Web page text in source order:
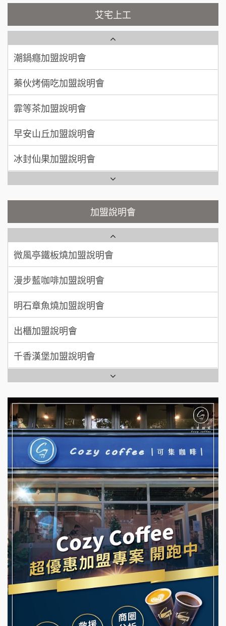
加盟預算
周 先生/小姐 台北
加盟預算 100萬 ~150萬
徐 先生/小姐 新北市
加盟預算
何 先生/小姐
加盟預算
呂 先生/小姐
加盟預算 200萬~400萬
顏 先生/小姐 台北市
廖 先生/小姐 高雄市
加盟預算
艾宅上工
NU PASTA義大利麵加盟說明會
潮鍋癮加盟說明會
蓁伙烤倆吃加盟說明會
霏等茶加盟說明會
早安山丘加盟說明會
冰封仙果加盟說明會
Ramble Café 漫步藍咖啡加盟說明會
微風亭鐵板燒加盟說明會
【曉妍美妝】誠徵行政櫃檯
自助洗衣店誠徵代洗收送人員(台中市)
MUSHEN徵SPA美容芳療師
日十。早午食加盟說明會
拾鑶火鍋加盟說明會
全家加盟說明會
台灣G湯加盟說明會
彭富貴加盟說明會
NU PASTA義大利麵加盟說明會
潮鍋癮加盟說明會
蓁伙烤倆吃加盟說明會
霏等茶加盟說明會
早安山丘加盟說明會
冰封仙果加盟說明會
Ramble Café 漫步藍咖啡加盟說明會
微風亭鐵板燒加盟說明會
加盟說明會
日十。早午食加盟說明會
上宇林加盟說明會
莫尼早餐Morni加盟說明會
手作功夫茶加盟說明會
SHARE TEA歇腳亭加盟說明會
潮味決-湯滷專門店加盟說明會
鮮茶道加盟說明會
微風亭鐵板燒加盟說明會
漫步藍咖啡加盟說明會
明石章魚燒加盟說明會
出櫃加盟說明會
千香漢堡加盟說明會
七盞茶加盟說明會
拉亞漢堡加盟說明會
杜芳子古味茶鋪加盟說明會
優握握×酸奶大獅加盟說明會
冬城門加盟說明會
拾鑶火鍋加盟說明會
阿性情趣無人販售所加盟明會
龍涎居好湯加盟說明會
舒油頭加盟說明會
韓金量加盟說明會